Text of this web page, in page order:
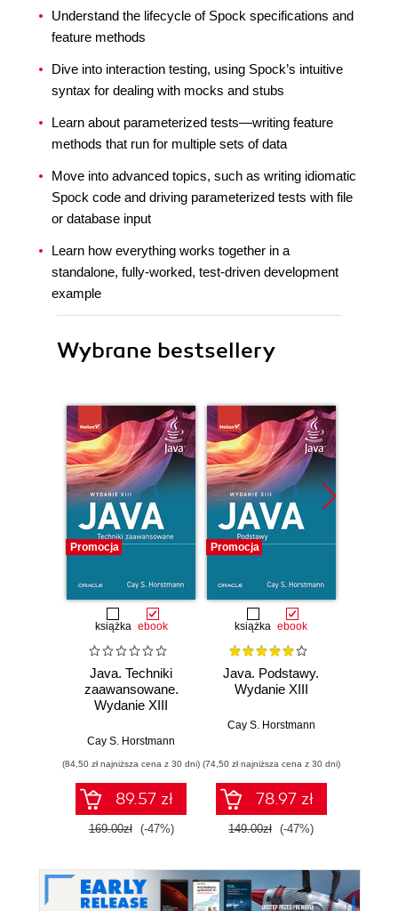
Understand the lifecycle of Spock specifications and
feature methods
Dive into interaction testing, using Spock’s intuitive
syntax for dealing with mocks and stubs
Learn about parameterized tests—writing feature
methods that run for multiple sets of data
Move into advanced topics, such as writing idiomatic
Spock code and driving parameterized tests with file
or database input
Learn how everything works together in a
standalone, fully-worked, test-driven development
example
Wybrane bestsellery
Promocja
książka ebook
Java. Techniki
zaawansowane.
Wydanie XIII
Cay S. Horstmann
(84,50 zł najniższa cena z 30 dni)
89.57 zł
169.00zł (-47%)
Promocja
książka ebook
Java. Podstawy.
Wydanie XIII
Cay S. Horstmann
(74,50 zł najniższa cena z 30 dni)
78.97 zł
149.00zł (-47%)